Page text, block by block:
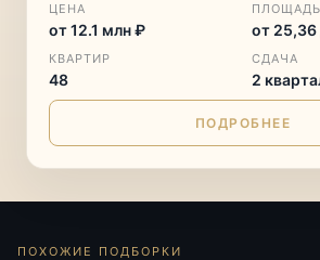
ЦЕНА
от 12.1 млн ₽
ПЛОЩАДЬ
от
КВАРТИР
48
СДАЧА
2
ПОДРОБНЕЕ
ПОХОЖИЕ ПОДБОРКИ